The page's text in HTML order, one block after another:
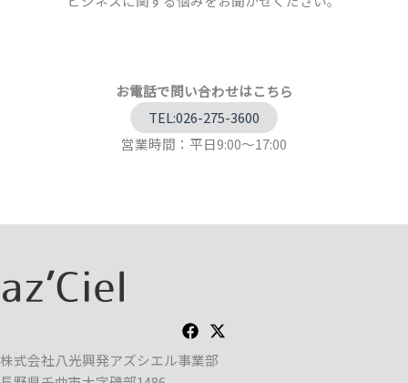
お電話で問い合わせはこちら
TEL:026-275-3600
営業時間：平日9:00～17:00
株式会社八光興発アズシエル事業部